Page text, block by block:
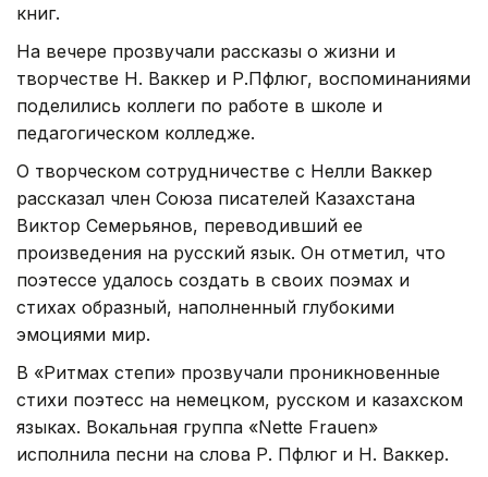
книг.
На вечере прозвучали рассказы о жизни и
творчестве Н. Ваккер и Р.Пфлюг, воспоминаниями
поделились коллеги по работе в школе и
педагогическом колледже.
О творческом сотрудничестве с Нелли Ваккер
рассказал член Союза писателей Казахстана
Виктор Семерьянов, переводивший ее
произведения на русский язык. Он отметил, что
поэтессе удалось создать в своих поэмах и
стихах образный, наполненный глубокими
эмоциями мир.
В «Ритмах степи» прозвучали проникновенные
стихи поэтесс на немецком, русском и казахском
языках. Вокальная группа «Nette Frauen»
исполнила песни на слова Р. Пфлюг и Н. Ваккер.